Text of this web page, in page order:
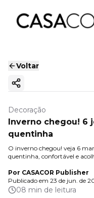
Voltar
Copiar link
Decoração
Inverno chegou! 6
quentinha
O inverno chegou! veja 6
quentinha, confortável e
Por CASACOR Publisher
Publicado em 23 de jun. de
08 min de leitura